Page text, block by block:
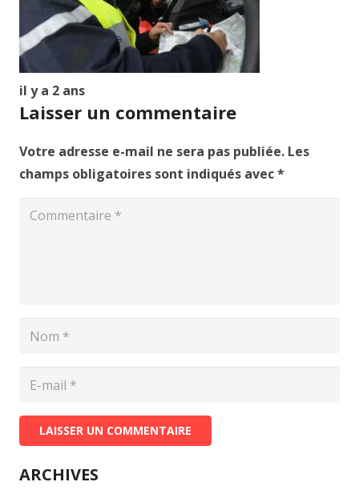
il y a 2 ans
Laisser un commentaire
Votre adresse e-mail ne sera pas publiée. Les
champs obligatoires sont indiqués avec*
LAISSER UN COMMENTAIRE
ARCHIVES